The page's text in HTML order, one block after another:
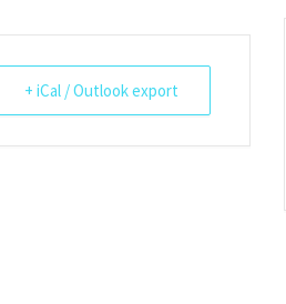
+ iCal / Outlook export